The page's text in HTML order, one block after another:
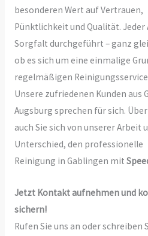
besonderen Wert auf Vertrauen,
Pünktlichkeit und Qualität.
Sorgfalt durchgeführt – ganz
ob es sich um eine einmalige
regelmäßigen
Unsere zufriedenen Kunden aus
Augsburg sprechen für sich.
auch Sie sich von unserer Arbeit
Unterschied, den professionelle
Reinigung in Gablingen mit
Jetzt Kontakt aufnehmen und
sichern!
Rufen Sie uns an oder schreiben